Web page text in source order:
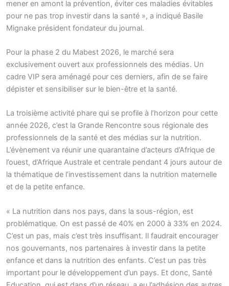
mener en amont la prévention, éviter ces maladies évitables
pour ne pas trop investir dans la santé », a indiqué Basile
Mignake président fondateur du journal.
Pour la phase 2 du Mabest 2026, le marché sera
exclusivement ouvert aux professionnels des médias. Un
cadre VIP sera aménagé pour ces derniers, afin de se faire
dépister et sensibiliser sur le bien-être et la santé.
La troisième activité phare qui se profile à l’horizon pour cette
année 2026, c’est la Grande Rencontre sous régionale des
professionnels de la santé et des médias sur la nutrition.
L’évènement va réunir une quarantaine d’acteurs d’Afrique de
l’ouest, d’Afrique Australe et centrale pendant 4 jours autour de
la thématique de l’investissement dans la nutrition maternelle
et de la petite enfance.
« La nutrition dans nos pays, dans la sous-région, est
problématique. On est passé de 40% en 2000 à 33% en 2024.
C’est un pas, mais c’est très insuffisant. Il faudrait encourager
nos gouvernants, nos partenaires à investir dans la petite
enfance et dans la nutrition des enfants. C’est un pas très
important pour le développement d’un pays. Et donc, Santé